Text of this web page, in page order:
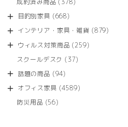
の
成約済み商品 378
商
目的別家具 668668
の
商
インテリア・家具・雑貨 879879
ウィルス対策商品 259259
スクールデスク 3737
商
話題の商品 9494
の
オフィス家具 45894589
防災用品 5656